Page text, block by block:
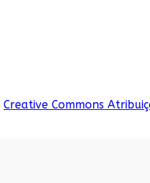
Creative Commons